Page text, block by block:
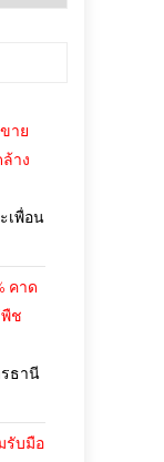
าย
าง
เพื่อน
คาด
พืช
ธานี
รับมือ